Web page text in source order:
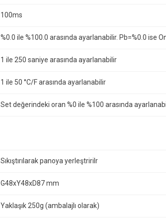
100ms
%0.0 ile %100.0 arasında ayarlanabilir. Pb=%0.0 ise
1 ile 250 saniye arasında ayarlanabilir
1 ile 50 °C/F arasında ayarlanabilir
Set değerindeki oran %0 ile %100 arasında
Sıkıştırılarak panoya yerleştririlr
G48xY48xD87 mm
Yaklaşık 250g (ambalajlı olarak)